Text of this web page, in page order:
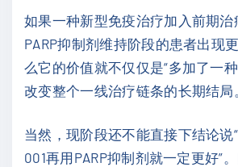
如果一种新型免疫治疗加入前期
PARP抑制剂维持阶段的患者出现
么它的价值就不仅仅是“多加了一
改变整个一线治疗链条的长期结局
当然，现阶段还不能直接下结论说
001再用PARP抑制剂就一定更好”